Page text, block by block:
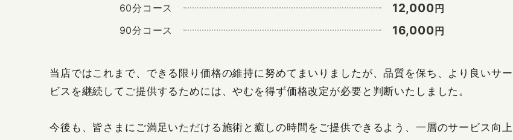
60分コース 12,000 円
90分コース
16,000 円
当店ではこれまで、できる限り価格の維持に努めてまいりましたが、品質を保ち、より良いサー
ビスを継続してご提供するためには、やむを得ず価格改定が必要と判断いたしました。
今後も、皆さまにご満足いただける施術と癒しの時間をご提供できるよう、一層のサービス向上